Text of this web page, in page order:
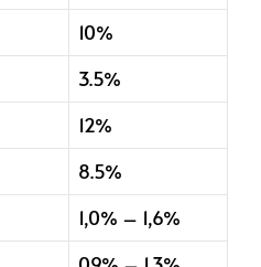
10%
3.5%
12%
8.5%
1,0% – 1,6%